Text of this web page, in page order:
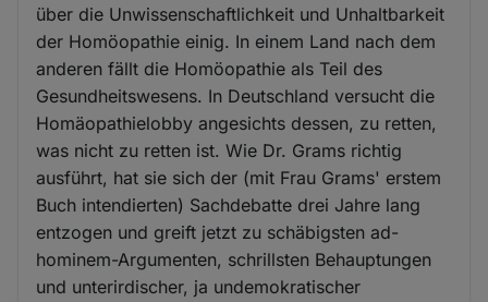
über die Unwissenschaftlichkeit und Unhaltbarkeit
der Homöopathie einig. In einem Land nach dem
anderen fällt die Homöopathie als Teil des
Gesundheitswesens. In Deutschland versucht die
Homäopathielobby angesichts dessen, zu retten,
was nicht zu retten ist. Wie Dr. Grams richtig
ausführt, hat sie sich der (mit Frau Grams' erstem
Buch intendierten) Sachdebatte drei Jahre lang
entzogen und greift jetzt zu schäbigsten ad-
hominem-Argumenten, schrillsten Behauptungen
und unterirdischer, ja undemokratischer